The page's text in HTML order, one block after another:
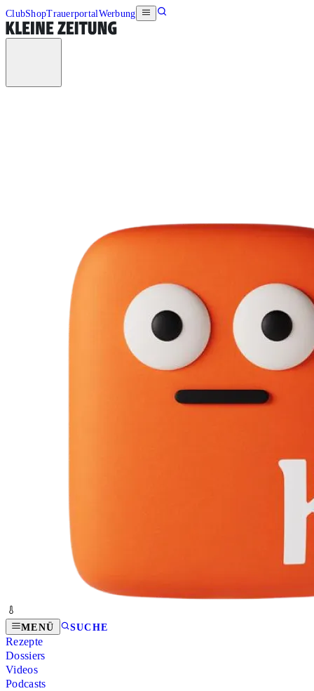
ClubShopTrauerportalWerbung
MENÜ SUCHE
Rezepte
Dossiers
Videos
Podcasts